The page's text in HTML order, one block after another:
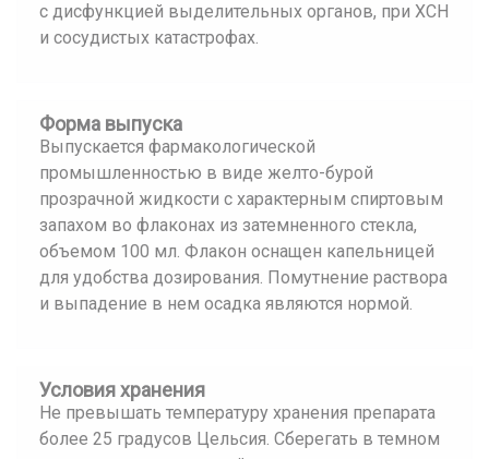
с дисфункцией выделительных органов, при ХСН
и сосудистых катастрофах.
Форма выпуска
Выпускается фармакологической
промышленностью в виде желто-бурой
прозрачной жидкости с характерным спиртовым
запахом во флаконах из затемненного стекла,
объемом 100 мл. Флакон оснащен капельницей
для удобства дозирования. Помутнение раствора
и выпадение в нем осадка являются нормой.
Условия хранения
Не превышать температуру хранения препарата
более 25 градусов Цельсия. Сберегать в темном